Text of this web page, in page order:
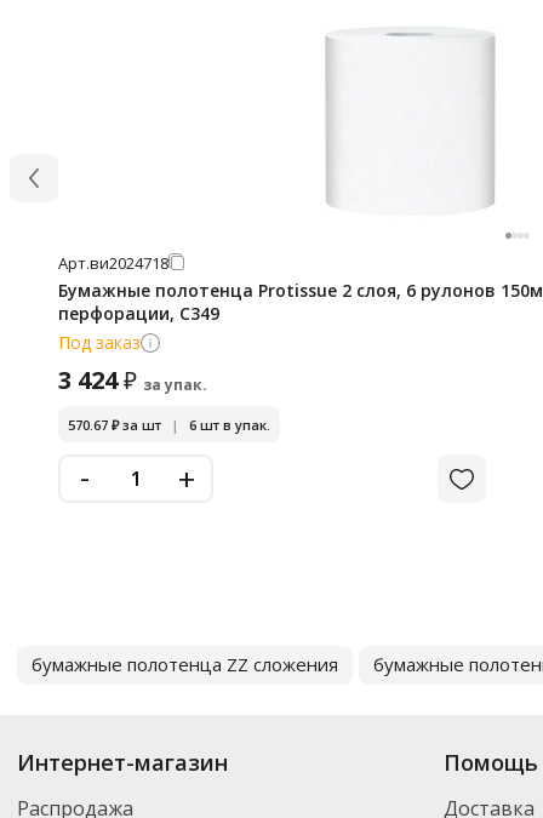
Арт.ви2024718
Бумажные полотенца Protissue 2 слоя, 6 рулонов
перфорации, С349
Под заказ
3 424₽ за упак.
570.67 ₽за шт | 6 шт в упак.
- +
бумажные полотенца ZZ сложения бумажные
Интернет-магазин
Распродажа
Помощь
Доставка